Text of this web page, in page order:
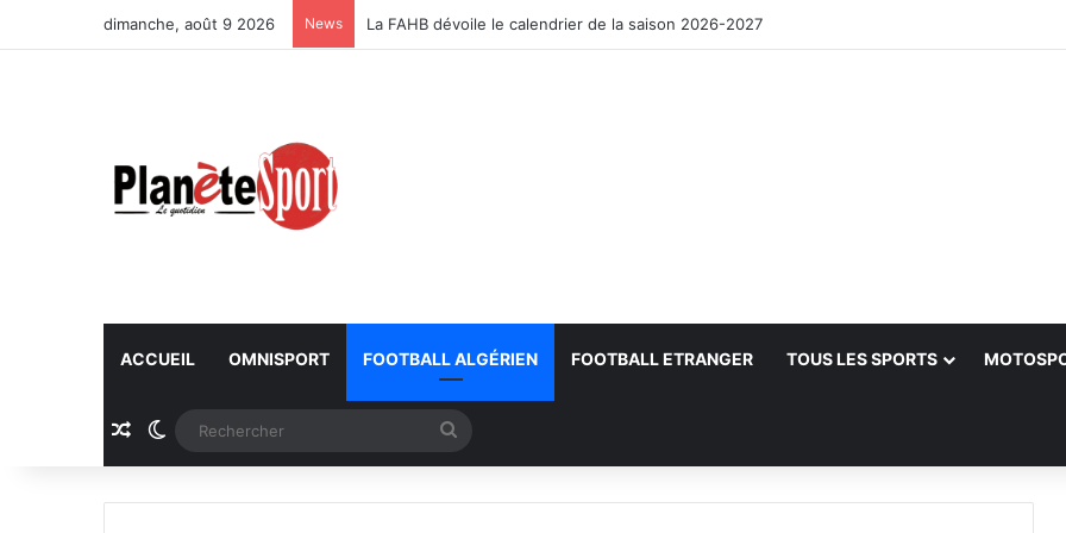
dimanche, août 9 2026 News La FAHB dévoile le calendrier de la saison 2026-2027
ACCUEIL OMNISPORT FOOTBALL ALGÉRIEN FOOTBALL ETRANGER TOUS LES SPORTS
Article Aléatoire
Switch skin